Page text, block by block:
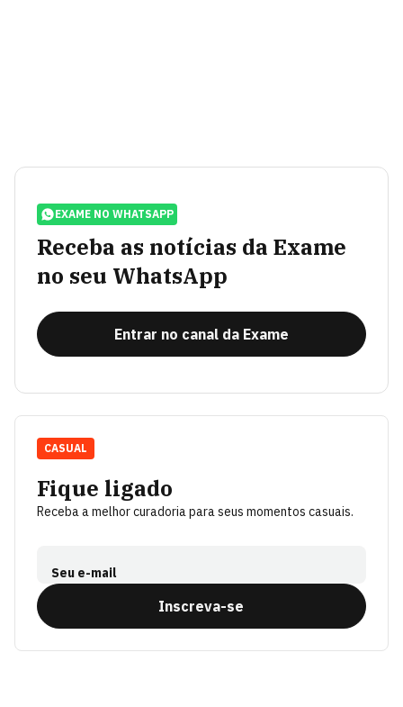
EXAME NO WHATSAPP
Receba as notícias da Exame
no seu WhatsApp
Entrar no canal da Exame
Fique ligado
Receba a melhor curadoria para seus momentos casuais.
Seu e-mail
Inscreva-se
CASUAL